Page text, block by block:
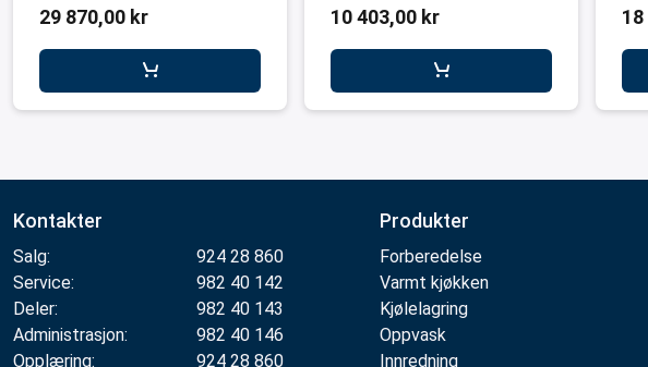
29 870,00 kr
vaskemiddel
10 403,00 kr
Kontakter
Salg:
924 28 860
Service:
982 40 142
Deler:
982 40 143
Administrasjon:
982 40 146
Opplæring:
924 28 860
Produkter
Forberedelse
Varmt kjøkken
Kjølelagring
Oppvask
Innredning